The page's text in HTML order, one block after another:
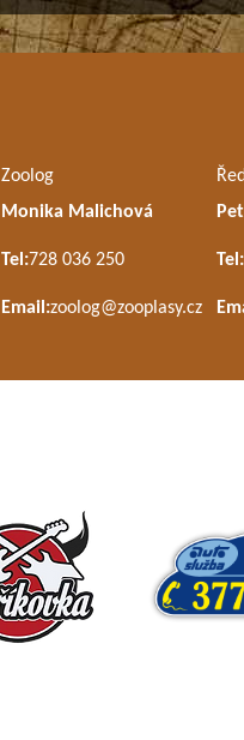
Zoolog
Monika Malichová
Tel:728 036 250
Email:zoolog@zooplasy.cz
Tel: